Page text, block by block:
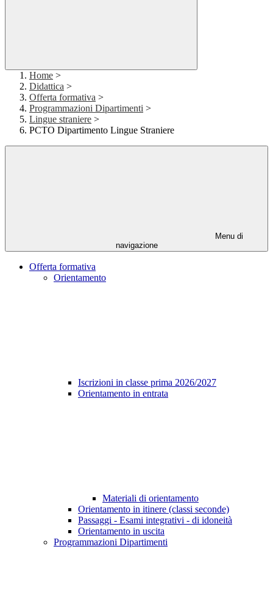
Home >
Didattica >
Offerta formativa >
Programmazioni Dipartimenti >
Lingue straniere >
PCTO Dipartimento Lingue Straniere
Menu di
navigazione
Offerta formativa
Orientamento
Iscrizioni in classe prima 2026/2027
Orientamento in entrata
Materiali di orientamento
Orientamento in itinere (classi seconde)
Passaggi - Esami integrativi - di idoneità
Orientamento in uscita
Programmazioni Dipartimenti